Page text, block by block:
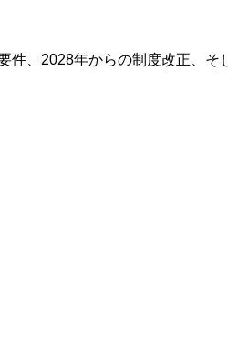
、2028年からの制度改正、そ